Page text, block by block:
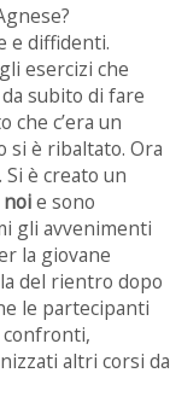
e diffidenti.
esercizi che
subito di fare
che c’era un
si è ribaltato. Ora
Si è creato un
e sono
gli avvenimenti
la giovane
del rientro dopo
le partecipanti
confronti,
altri corsi da